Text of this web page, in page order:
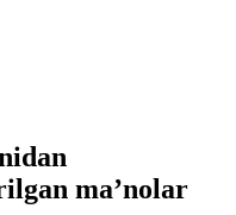
ma’nolar